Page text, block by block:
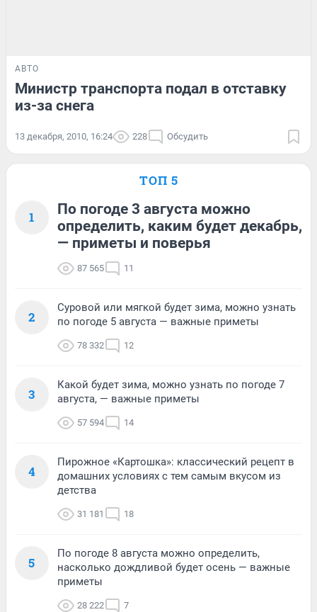
АВТО
Министр транспорта подал в отставку
из-за снега
13 декабря, 2010, 16:24 228 Обсудить
ТОП 5
1
По погоде 3 августа можно
определить, каким будет декабрь,
— приметы и поверья
87 565 11
2
Суровой или мягкой будет зима, можно узнать
по погоде 5 августа — важные приметы
78 332 12
3
Какой будет зима, можно узнать по погоде 7
августа, — важные приметы
57 594 14
4
Пирожное «Картошка»: классический рецепт в
домашних условиях с тем самым вкусом из
детства
31 181 18
5
По погоде 8 августа можно определить,
насколько дождливой будет осень — важные
приметы
28 222 7